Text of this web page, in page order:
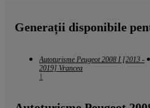
Generații disponibile
Autoturisme Peugeot 2008 I [2013 -
2019] Vrancea
1